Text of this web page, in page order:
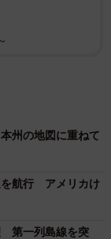
資源大国であ
て、その石油
技術によって
ドゥロ政権に
油大手による
奪還であると
利的な選択であ
州の地図に重ねて
を航行 アメリカけ
第一列島線を突